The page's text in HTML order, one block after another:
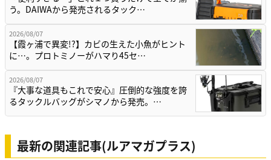
う。DAIWAから発売されるタック…
2026/08/07
【霞ヶ浦で異変!?】カビの生えた小魚がヒント
に…。プロトミノーがハマり45セ…
2026/08/07
『大事な道具もこれで安心』圧倒的な強度を誇
るタックルバッグがシマノから発売。…
最新の関連記事(ルアマガプラス)